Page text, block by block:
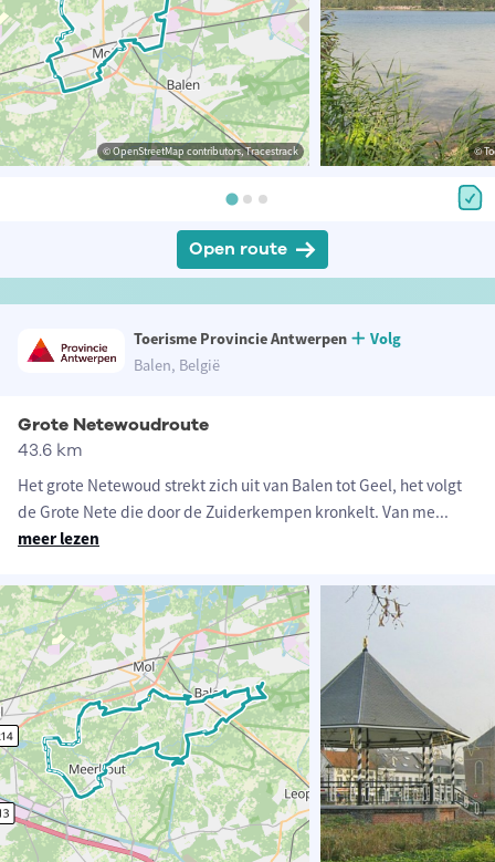
© OpenStreetMap contributors, Tracestrack ©
Open route
Toerisme Provincie Antwerpen
Volg
Balen, België
Grote Netewoudroute
43.6 km
Het grote Netewoud strekt zich uit van Balen tot Geel, het volgt
de Grote Nete die door de Zuiderkempen kronkelt. Van me...
meer lezen